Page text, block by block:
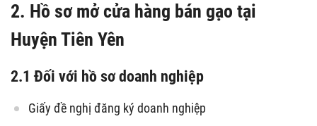
2. Hồ sơ mở cửa hàng bán gạo tại
Huyện Tiên Yên
2.1 Đối với hồ sơ doanh nghiệp
Giấy đề nghị đăng ký doanh nghiệp